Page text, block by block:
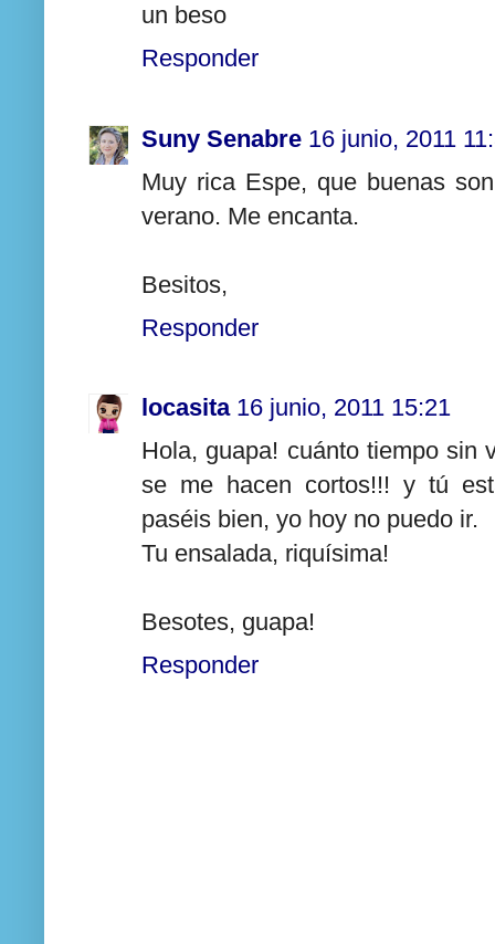
un beso
Responder
Suny Senabre 16 junio, 2011
Muy rica Espe, que buenas
verano. Me encanta.
Besitos,
Responder
locasita 16 junio, 2011 15:21
Hola, guapa! cuánto tiempo sin
se me hacen cortos!!! y tú
paséis bien, yo hoy no puedo ir.
Tu ensalada, riquísima!
Besotes, guapa!
Responder